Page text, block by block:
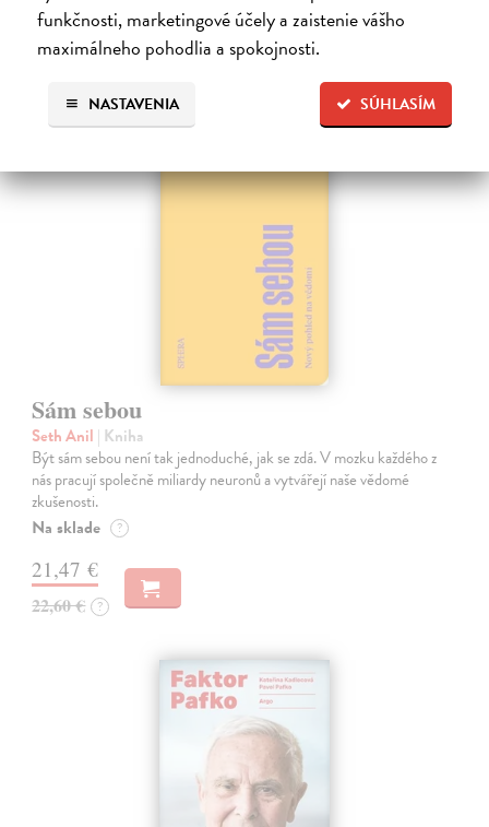
funkčnosti, marketingové účely a zaistenie vášho
maximálneho pohodlia a spokojnosti.
SÚHLASÍM
NASTAVENIA
Ďalšie z kategórie medicína
na sklade
Sám sebou
Seth Anil | Kniha
Být sám sebou není tak jednoduché, jak se zdá. V mozku každého z
nás pracují společně miliardy neuronů a vytvářejí naše vědomé
zkušenosti.
Na sklade ?
21,47 €
22,60 € ?